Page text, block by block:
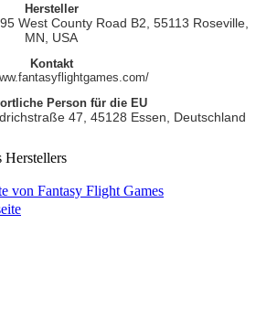
Hersteller
West County Road B2, 55113 Roseville,
MN, USA
Kontakt
Person für die EU
47, 45128 Essen, Deutschland
Herstellers
von Fantasy Flight Games